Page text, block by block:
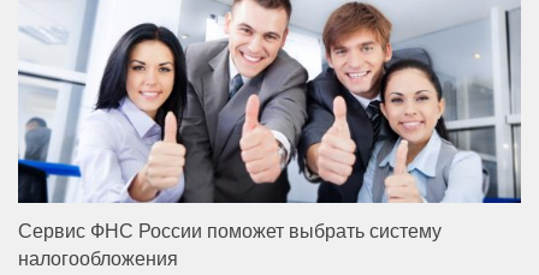
Сервис ФНС России поможет выбрать систему
налогообложения